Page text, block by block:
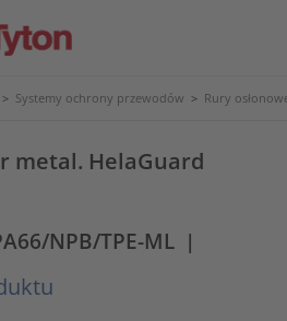
> Systemy ochrony przewodów > Rury
metal. HelaGuard
NPB/TPE-ML |